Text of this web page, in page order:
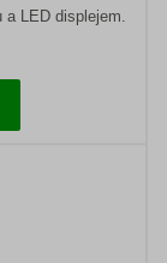
a LED displejem.